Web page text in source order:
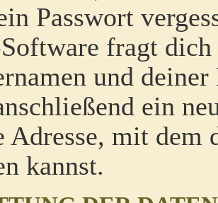
Passwort
fragt dich
und
ein
Adresse, mit dem
kannst.